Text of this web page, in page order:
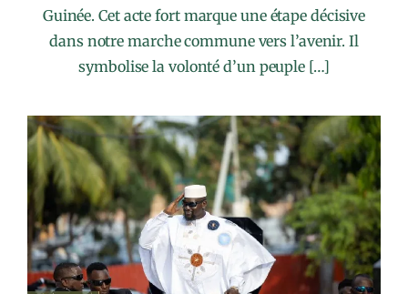
Guinée. Cet acte fort marque une étape décisive
dans notre marche commune vers l’avenir. Il
symbolise la volonté d’un peuple […]